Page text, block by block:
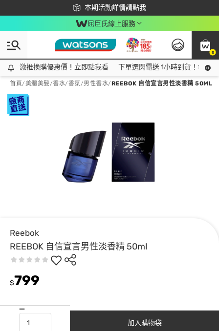
本期活動詳情請點我
下載app最高回饋$350
屈臣氏線上服務
0
激推換購優惠價！立即點我看
激推換購優惠價！立即點我看 下單選閃電送 1小時到貨！領神
首頁/美體美髮/香水/香氛/男性香水/REEBOK 自信宣言男性淡香精 50ML
Reebok
REEBOK 自信宣言男性淡香精 50ml
$799
加入購物袋